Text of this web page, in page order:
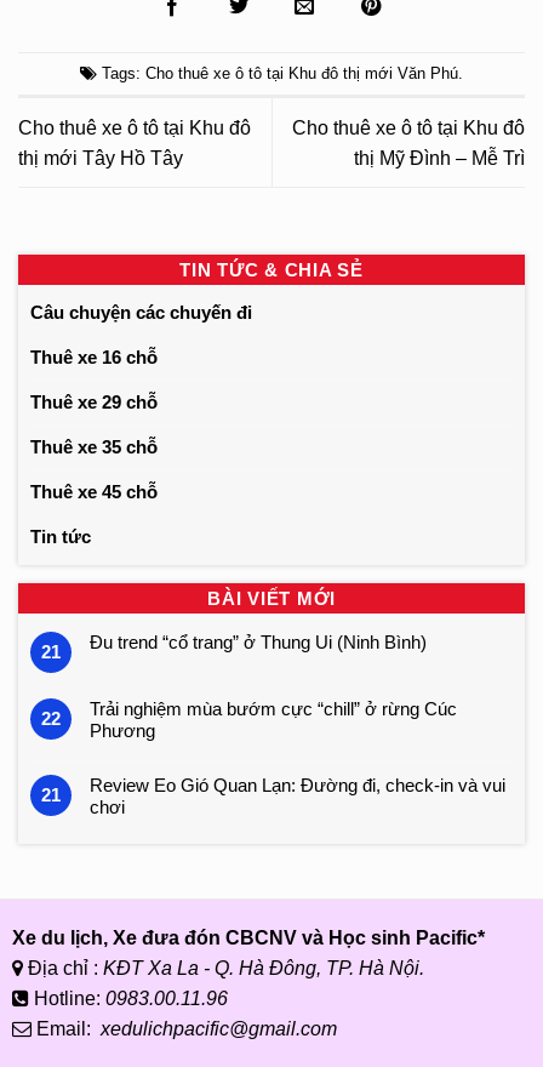
Tags: Cho thuê xe ô tô tại Khu đô thị mới Văn Phú
Cho thuê xe ô tô tại Khu đô
thị mới Tây Hồ Tây
Cho thuê xe ô tô tại Khu đô
thị Mỹ Đình – Mễ Trì
TIN TỨC & CHIA SẺ
Câu chuyện các chuyến đi
Thuê xe 16 chỗ
Thuê xe 29 chỗ
Thuê xe 35 chỗ
Thuê xe 45 chỗ
Tin tức
BÀI VIẾT MỚI
21 Đu trend “cổ trang” ở Thung Ui (Ninh Bình)
22
Trải nghiệm mùa bướm cực “chill” ở rừng Cúc
Phương
21
Review Eo Gió Quan Lạn: Đường đi, check-in và vui
chơi
Xe du lịch, Xe đưa đón CBCNV và Học sinh Pacific*
Địa chỉ : KĐT Xa La - Q. Hà Đông, TP. Hà Nội.
Hotline: 0983.00.11.96
Email: xedulichpacific@gmail.com